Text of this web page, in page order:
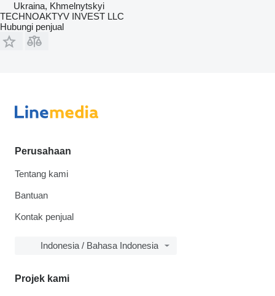
Ukraina, Khmelnytskyi
TECHNOAKTYV INVEST LLC
Hubungi penjual
Perusahaan
Tentang kami
Bantuan
Kontak penjual
Indonesia / Bahasa Indonesia
Projek kami